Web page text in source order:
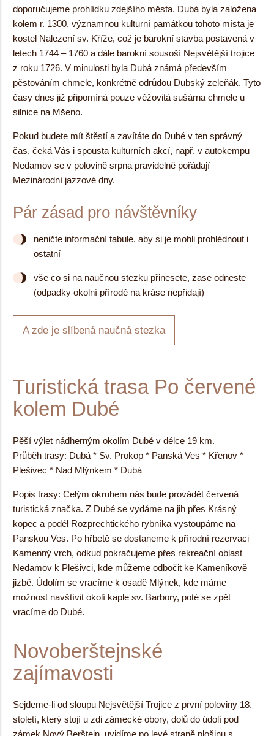
doporučujeme prohlídku zdejšího města. Dubá byla založena
kolem r. 1300, významnou kulturní památkou tohoto místa je
kostel Nalezení sv. Kříže, což je barokní stavba postavená v
letech 1744 – 1760 a dále barokní sousoší Nejsvětější trojice
z roku 1726. V minulosti byla Dubá známá především
pěstováním chmele, konkrétně odrůdou Dubský zeleňák. Tyto
časy dnes již připomíná pouze věžovitá sušárna chmele u
silnice na Mšeno.
Pokud budete mít štěstí a zavítáte do Dubé v ten správný
čas, čeká Vás i spousta kulturních akcí, např. v autokempu
Nedamov se v polovině srpna pravidelně pořádají
Mezinárodní jazzové dny.
Pár zásad pro návštěvníky
neničte informační tabule, aby si je mohli prohlédnout i
ostatní
vše co si na naučnou stezku přinesete, zase odneste
(odpadky okolní přírodě na kráse nepřidají)
A zde je slíbená naučná stezka
Turistická trasa Po červené
kolem Dubé
Pěší výlet nádherným okolím Dubé v délce 19 km.
Průběh trasy: Dubá * Sv. Prokop * Panská Ves * Křenov *
Plešivec * Nad Mlýnkem * Dubá
Popis trasy: Celým okruhem nás bude provádět červená
turistická značka. Z Dubé se vydáme na jih přes Krásný
kopec a podél Rozprechtického rybníka vystoupáme na
Panskou Ves. Po hřbetě se dostaneme k přírodní rezervaci
Kamenný vrch, odkud pokračujeme přes rekreační oblast
Nedamov k Plešivci, kde můžeme odbočit ke Kameníkově
jizbě. Údolím se vracíme k osadě Mlýnek, kde máme
možnost navštívit okolí kaple sv. Barbory, poté se zpět
vracíme do Dubé.
Novoberštejnské
zajímavosti
Sejdeme-li od sloupu Nejsvětější Trojice z první poloviny 18.
století, který stojí u zdi zámecké obory, dolů do údolí pod